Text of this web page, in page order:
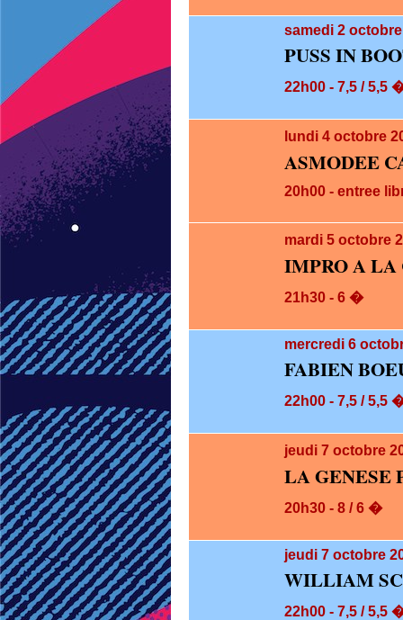
samedi 2
PUSS IN
22h00 - 7,5 / 5,5
lundi 4 octobre
ASMODEE
20h00 - entree
mardi 5 octobre
IMPRO A LA
21h30 - 6 �
mercredi 6
FABIEN
22h00 - 7,5 / 5,5
jeudi 7 octobre
LA GENESE
20h30 - 8 / 6 �
jeudi 7 octobre
WILLIAM
22h00 - 7,5 / 5,5